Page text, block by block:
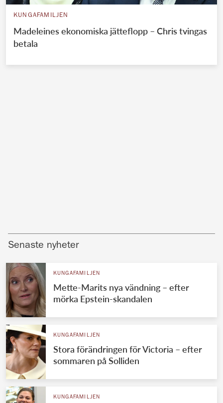
KUNGAFAMILJEN
Madeleines ekonomiska jätteflopp – Chris tvingas
betala
Senaste nyheter
KUNGAFAMILJEN
Mette-Marits nya vändning – efter
mörka Epstein-skandalen
KUNGAFAMILJEN
Stora förändringen för Victoria – efter
sommaren på Solliden
KUNGAFAMILJEN